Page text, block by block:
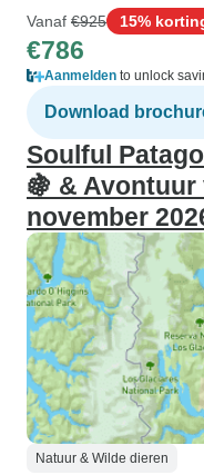
Vanaf €925 15%
€786
Aanmelden to unlock
Download
Soulful
🍇 & Avontuur
november
Natuur & Wilde dieren